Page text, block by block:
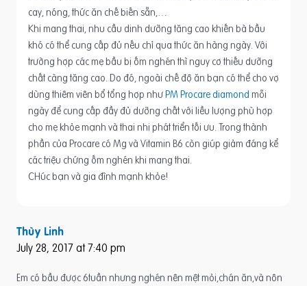
cay, nóng, thức ăn chế biến sẵn,…
Khi mang thai, nhu cầu dinh dưỡng tăng cao khiến bà bầu
khó có thể cung cấp đủ nếu chỉ qua thức ăn hàng ngày. Với
trường hợp các mẹ bầu bị ốm nghén thì nguy cơ thiếu dưỡng
chất càng tăng cao. Do đó, ngoài chế độ ăn bạn có thể cho vợ
dùng thiêm viên bổ tổng hợp nhưPM Procare diamond mỗi
ngày để cung cấp đầy đủ dưỡng chất với liều lượng phù hợp
cho mẹ khỏe mạnh và thai nhi phát triển tối ưu. Trong thành
phần của Procare có Mg và Vitamin B6 còn giúp giảm đáng kể
các triệu chứng ốm nghén khi mang thai.
CHúc bạn và gia đình mạnh khỏe!
Thùy Linh
July 28, 2017 at 7:40 pm
Em có bầu được 6tuần nhưng nghén nên mệt mỏi,chán ăn,và nôn